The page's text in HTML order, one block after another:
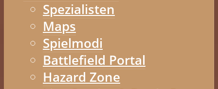
Spezialisten
Maps
Spielmodi
Battlefield Portal
Hazard Zone